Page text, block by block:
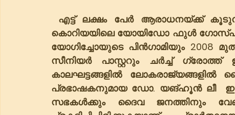
എട്ട് ലക്ഷം പേർ ആരാധനയ്ക്ക്
കൊറിയയിലെ യോയിഡോ ഫുൾ
യോഗിച്ചോയുടെ പിൻഗാമിയും
സീനിയർ പാസ്റ്ററും ചർച്ച്
കാലഘട്ടങ്ങളിൽ ലോകരാജ്യങ്ങളിൽ
പ്രഭാഷകനുമായ ഡോ. യങ്ഹൂൻ ലീ
സഭകൾക്കും ദൈവ ജനത്തിനും